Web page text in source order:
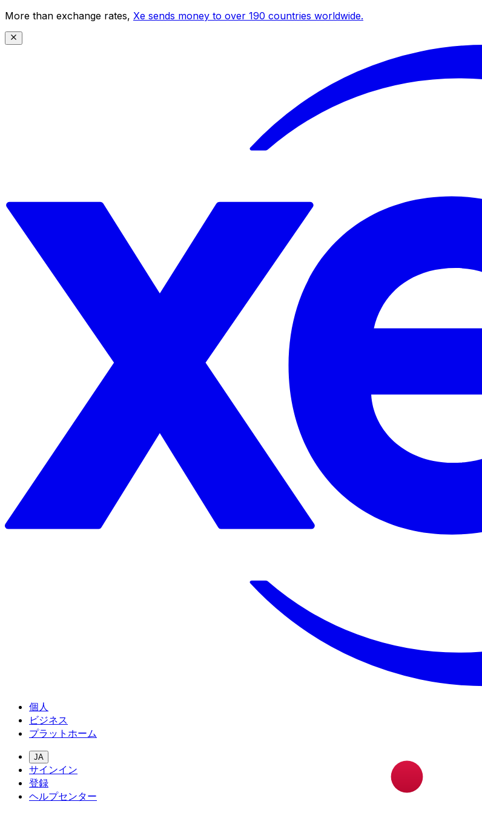
More than exchange rates, Xe sends money to over 190 countries worldwide.
個人
ビジネス
プラットホーム
JA
サインイン
登録
ヘルプセンター